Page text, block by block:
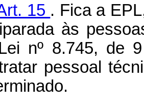
15 . Fica a
às
nº 8.745, de
pessoal